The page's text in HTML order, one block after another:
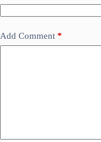
Add Comment *